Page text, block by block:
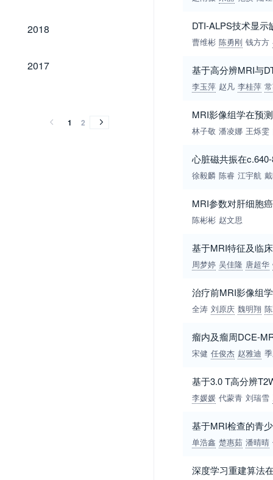
2018
2018
2017
2017
1 2
DTI-ALPS技术显
曹维彬 陈勇刚 钱方方
基于高分辨MRI与
李玉萍 赵凡 李桂萍
MRI影像组学在预
林子敬 潘凌娜 王烁雯
心脏磁共振在
徐毅麟 陈睿 江宇航
MRI参数对肝细胞
陈彬彬 赵文思
基于MRI特征及临
周梦婷 吴佳隆 唐超华
治疗前MRI影像组
全涛 刘原庆 魏明翔
瘤内及瘤周DCE-
宋健 任俊杰 赵雅迪
基于3.0 T高分辨
李媛媛 代蒙青 刘瑞雪
基于MRI检查的青
单浩鑫 楚惠茹 潘晴晴
深度学习重建算法